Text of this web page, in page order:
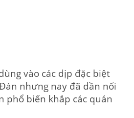
vào các dịp đặc biệt
nhưng nay đã dần nổi
phổ biến khắp các quán